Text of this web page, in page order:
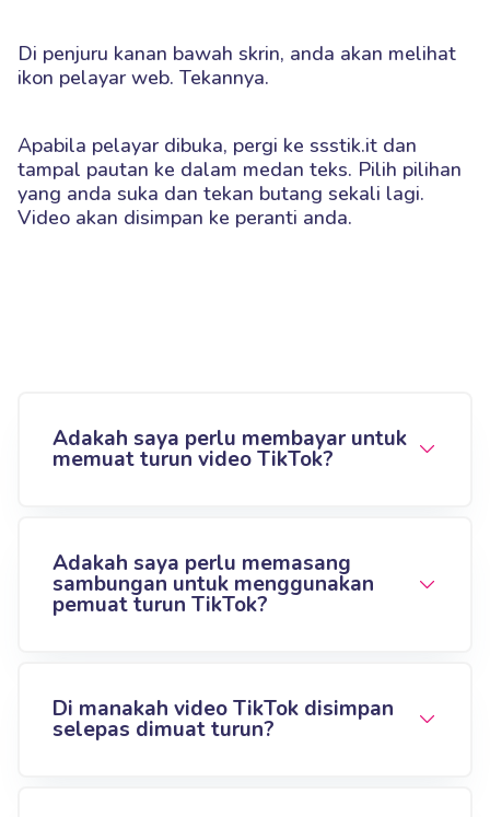
Di penjuru kanan bawah skrin, anda akan melihat
ikon pelayar web. Tekannya.
Apabila pelayar dibuka, pergi ke ssstik.it dan
tampal pautan ke dalam medan teks. Pilih pilihan
yang anda suka dan tekan butang sekali lagi.
Video akan disimpan ke peranti anda.
Adakah saya perlu membayar untuk
memuat turun video TikTok?
Adakah saya perlu memasang
sambungan untuk menggunakan
pemuat turun TikTok?
Di manakah video TikTok disimpan
selepas dimuat turun?